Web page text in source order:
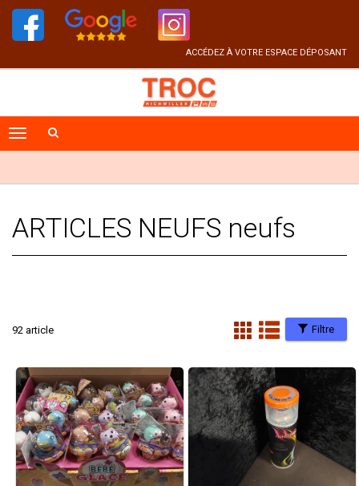
ACCÉDEZ À VOTRE ESPACE DÉPOSANT
ARTICLES NEUFS neufs
Filtre
92 article